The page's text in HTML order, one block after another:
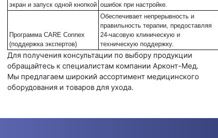
экран и запуск одной кнопкой ошибок при настройке.
Программа CARE Connex
(поддержка экспертов)
Обеспечивает непрерывность и
правильность терапии, предоставляя
24-часовую клиническую и
техническую поддержку.
Для получения консультации по выбору продукции
обращайтесь к специалистам компании Арконт-Мед.
Мы предлагаем широкий ассортимент медицинского
оборудования и товаров для ухода.